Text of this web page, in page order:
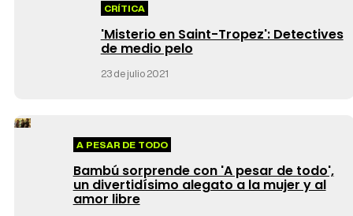
CRÍTICA
'Misterio en Saint-Tropez': Detectives
de medio pelo
23 de julio 2021
A PESAR DE TODO
Bambú sorprende con 'A pesar de todo',
un divertidísimo alegato a la mujer y al
amor libre